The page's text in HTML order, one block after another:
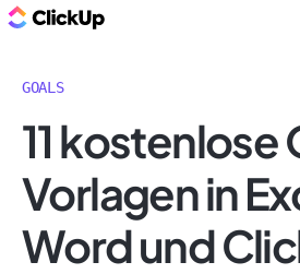
GOALS
11 kostenlose
Vorlagen in
Word und